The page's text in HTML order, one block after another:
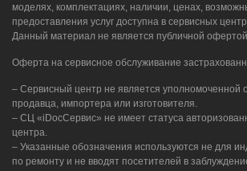
моделях, комплектациях, наличии, ценах,
предоставления услуг доступна в сервисных
Данный материал не является публичной офертой.
Оферта на сервисное обслуживание
– Сервисный центр не является уполномоченной
продавца, импортера или изготовителя.
– СЦ «iDocСервис» не имеет статуса
центра.
– Указанные обозначения используются не для
по ремонту и не вводят посетителей в